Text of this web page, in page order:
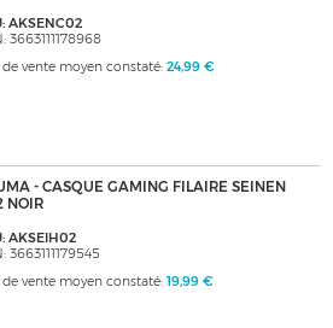
AKSENC02
3663111178968
de vente moyen constaté: 24,99 €
- CASQUE GAMING FILAIRE SEINEN
NOIR
AKSEIH02
3663111179545
de vente moyen constaté: 19,99 €